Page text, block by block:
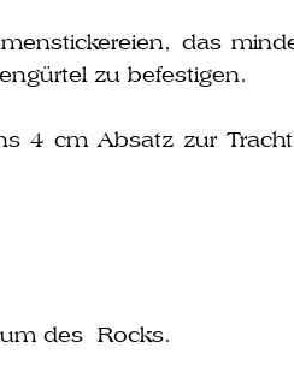
das
zu befestigen.
4 cm Absatz zur
des Rocks.